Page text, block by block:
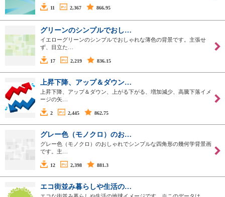
11 2,367 866.95
グリーンのシンプルでおし…
イエローグリーンのシンプルでおしゃれな薄色の背景です。主張せ
ず、目立た…
17 2,219 836.15
上昇下降、アップ＆ダウン…
上昇下降、アップ＆ダウン、上がる下がる、増加減少、高騰下落イメ
ージの矢…
2 2,445 862.75
グレー色（モノクロ）のお…
グレー色（モノクロ）のおしゃれでシンプルな四角形の幾何学背景画
です。主…
12 2,398 881.3
エコ街並み暮らしや生活の…
エコな街並み暮らしや生活の地球イメージです。※このデータは